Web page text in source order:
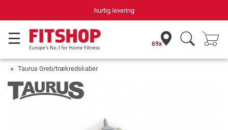
hurtig levering
69x
Taurus Greb/trækredskaber